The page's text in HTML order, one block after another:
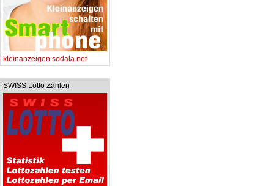
kleinanzeigen.sodala.net
SWISS Lotto Zahlen